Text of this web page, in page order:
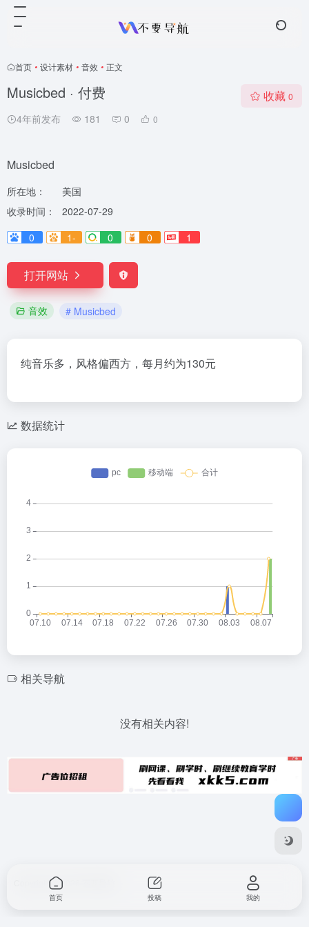
首页 • 设计素材 • 音效 • 正文
Musicbed · 付费
4年前发布 181 0 0
收藏 0
Musicbed
所在地：
美国
收录时间：
2022-07-29
0
1- 0 0 1
打开网站
音效 # Musicbed
纯音乐多，风格偏西方，每月约为130元
数据统计
相关导航
没有相关内容!
Copyright © 2026
首页 投稿 我的